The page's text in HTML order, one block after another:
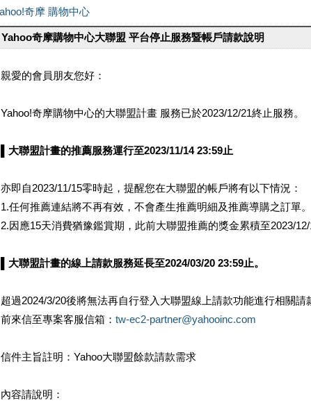
Yahoo奇摩購物中心大聯盟 平台停止服務暨帳戶請款說明
親愛的會員朋友您好：
Yahoo!奇摩購物中心的大聯盟計畫 服務已於2023/12/21終止服務。
▌大聯盟計畫的推薦服務運行至2023/11/14 23:59止
亦即自2023/11/15零時起，提醒您在大聯盟的帳戶將有以下情況：
1.任何推薦連結將不再有效，不會產生推薦明細及推薦導購之訂單。
2.因應15天消費猶豫鑑賞期，此前大聯盟推薦的獎金累積至2023/12/
▌大聯盟計畫的線上請款服務延長至2024/03/20 23:59止。
超過2024/3/20後將無法再自行登入大聯盟線上請款功能進行相關
前來信至專案客服信箱： tw-ec2-partner@yahooinc.com
信件主旨註明：Yahoo大聯盟餘款請款需求
內容請說明：